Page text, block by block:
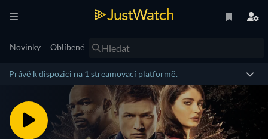
Novinky Oblíbené
Právě k dispozici na 1 streamovací platformě.